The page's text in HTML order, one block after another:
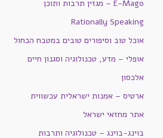
E-Mago – מגזין תרבות ותוכן
Rationally Speaking
אוכל טוב וסיפורים טובים במטבח הכחול
אופלי – מדע, טכנולוגיה וסגנון חיים
אלכסון
ארטיס – אמנות ישראלית עכשווית
אתר מחזאי ישראל
בוינג-בוינג – טכנולוגיה ותרבות